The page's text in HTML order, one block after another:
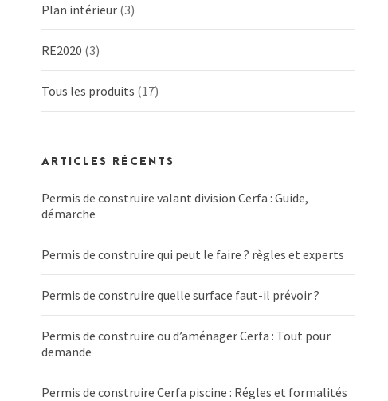
Plan intérieur (3)
RE2020 (3)
Tous les produits (17)
ARTICLES RÉCENTS
Permis de construire valant division Cerfa : Guide,
démarche
Permis de construire qui peut le faire ? règles et experts
Permis de construire quelle surface faut-il prévoir ?
Permis de construire ou d’aménager Cerfa : Tout pour
demande
Permis de construire Cerfa piscine : Régles et formalités